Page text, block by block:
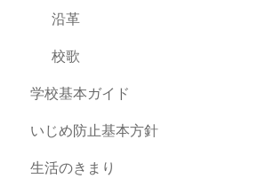
沿革
校歌
学校基本ガイド
いじめ防止基本方針
生活のきまり